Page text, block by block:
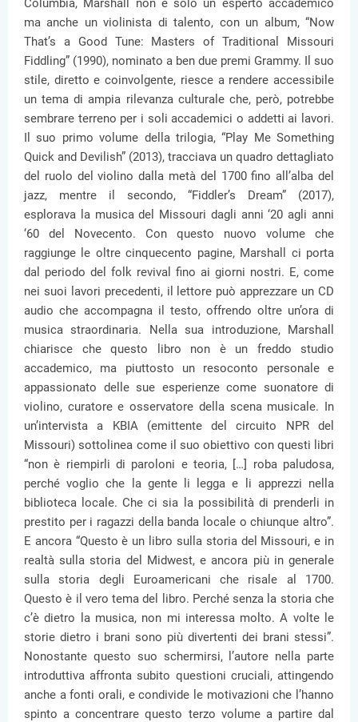
Columbia, Marshall non è solo un esperto accademico
ma anche un violinista di talento, con un album, “Now
That’s a Good Tune: Masters of Traditional Missouri
Fiddling” (1990), nominato a ben due premi Grammy. Il suo
stile, diretto e coinvolgente, riesce a rendere accessibile
un tema di ampia rilevanza culturale che, però, potrebbe
sembrare terreno per i soli accademici o addetti ai lavori.
Il suo primo volume della trilogia, “Play Me Something
Quick and Devilish” (2013), tracciava un quadro dettagliato
del ruolo del violino dalla metà del 1700 fino all’alba del
jazz, mentre il secondo, “Fiddler’s Dream” (2017),
esplorava la musica del Missouri dagli anni ‘20 agli anni
‘60 del Novecento. Con questo nuovo volume che
raggiunge le oltre cinquecento pagine, Marshall ci porta
dal periodo del folk revival fino ai giorni nostri. E, come
nei suoi lavori precedenti, il lettore può apprezzare un CD
audio che accompagna il testo, offrendo oltre un’ora di
musica straordinaria. Nella sua introduzione, Marshall
chiarisce che questo libro non è un freddo studio
accademico, ma piuttosto un resoconto personale e
appassionato delle sue esperienze come suonatore di
violino, curatore e osservatore della scena musicale. In
un’intervista a KBIA (emittente del circuito NPR del
Missouri) sottolinea come il suo obiettivo con questi libri
“non è riempirli di paroloni e teoria, […] roba paludosa,
perché voglio che la gente li legga e li apprezzi nella
biblioteca locale. Che ci sia la possibilità di prenderli in
prestito per i ragazzi della banda locale o chiunque altro”.
E ancora “Questo è un libro sulla storia del Missouri, e in
realtà sulla storia del Midwest, e ancora più in generale
sulla storia degli Euroamericani che risale al 1700.
Questo è il vero tema del libro. Perché senza la storia che
c’è dietro la musica, non mi interessa molto. A volte le
storie dietro i brani sono più divertenti dei brani stessi”.
Nonostante questo suo schermirsi, l’autore nella parte
introduttiva affronta subito questioni cruciali, attingendo
anche a fonti orali, e condivide le motivazioni che l’hanno
spinto a concentrare questo terzo volume a partire dal